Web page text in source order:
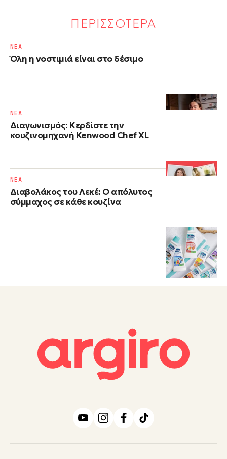
ΠΕΡΙΣΣΟΤΕΡΑ
Όλη η νοστιμιά είναι στο δέσιμο
NΕΑ
Διαγωνισμός: Κερδίστε την
κουζινομηχανή Kenwood Chef XL
NΕΑ
Διαβολάκος του Λεκέ: Ο απόλυτος
σύμμαχος σε κάθε κουζίνα
NΕΑ